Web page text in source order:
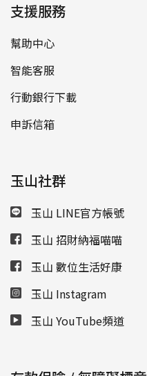
支援服務
幫助中心
智能客服
行動銀行下載
申訴信箱
玉山社群
玉山 LINE官方帳號
玉山 招財納福喵喵
玉山 數位生活好康
玉山 Instagram
玉山 YouTube頻道